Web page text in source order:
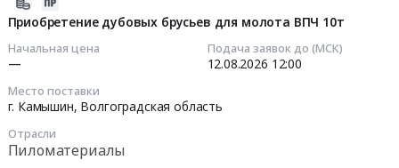
Товары для Спорта, Отдыха, Развлечений, Предметы
Искусства
Химическая продукция
Лесообработка, Изделия из дерева
Приобретение дубовых брусьев для молота ВПЧ 10т
Начальная цена
—
Подача заявок до (МСК)
12.08.2026 12:00
Место поставки
г. Камышин, Волгоградская область
Отрасли
Пиломатериалы